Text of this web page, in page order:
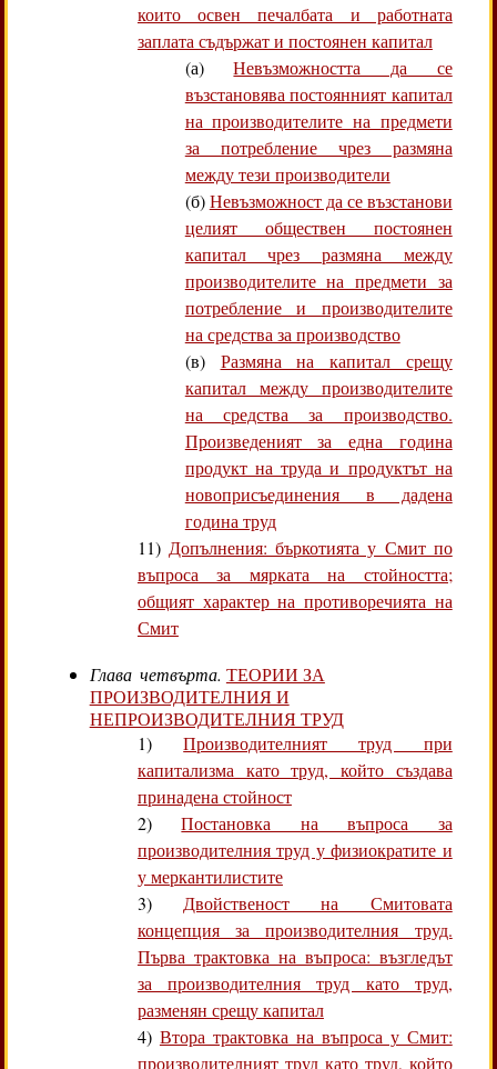
които освен печалбата и работната
заплата съдържат и постоянен капитал
(а)Невъзможността да се
възстановява постоянният капитал
на производителите на предмети
за потребление чрез размяна
между тези производители
(б)Невъзможност да се възстанови
целият обществен постоянен
капитал чрез размяна между
производителите на предмети за
потребление и производителите
на средства за производство
(в) Размяна на капитал срещу
капитал между производителите
на средства за производство.
Произведеният за една година
продукт на труда и продуктът на
новоприсъединения в дадена
година труд
11) Допълнения: бъркотията у Смит по
въпроса за мярката на стойността;
общият характер на противоречията на
Смит
Глава четвърта. ТЕОРИИ ЗА
ПРОИЗВОДИТЕЛНИЯ И
НЕПРОИЗВОДИТЕЛНИЯ ТРУД
1)Производителният труд при
капитализма като труд, който създава
принадена стойност
2)Постановка на въпроса за
производителния труд у физиократите и
у меркантилистите
3) Двойственост на Смитовата
концепция за производителния труд.
Първа трактовка на въпроса: възгледът
за производителния труд като труд,
разменян срещу капитал
4) Втора трактовка на въпроса у Смит:
производителният труд като труд, който